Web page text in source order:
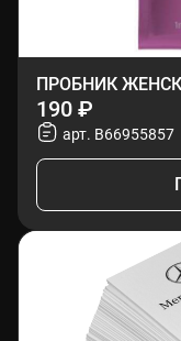
ПРОБНИК
190 ₽
арт. B66955857